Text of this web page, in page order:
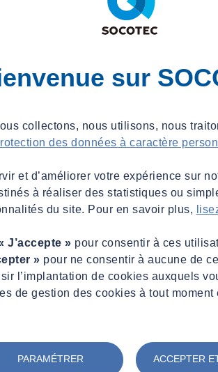
sur
collectons, nous utilisons, nous
des données à caractère
et d’améliorer votre expérience sur
à réaliser des statistiques ou
du site. Pour en savoir plus,
J’accepte » pour consentir à ces
» pour ne consentir à aucune de
l’implantation de cookies auxquels
de gestion des cookies à tout
PARAMÉTRER ACCEPTER